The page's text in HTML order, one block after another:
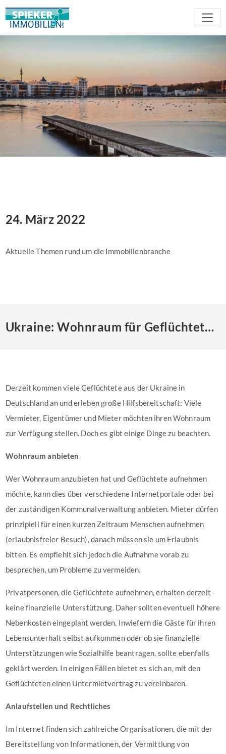
24. März 2022
Aktuelle Themen rund um die Immobilienbranche
Ukraine: Wohnraum für Geflüchtete anbieten
Derzeit kommen viele Geflüchtete aus der Ukraine in
Deutschland an und erleben große Hilfsbereitschaft: Viele
Vermieter, Eigentümer und Mieter möchten ihren Wohnraum
zur Verfügung stellen. Doch es gibt einige Dinge zu beachten.
Wohnraum anbieten
Wer Wohnraum anzubieten hat und Geflüchtete aufnehmen
möchte, kann dies über verschiedene Internetportale oder bei
der zuständigen Kommunalverwaltung anbieten. Mieter dürfen
prinzipiell für einen kurzen Zeitraum Menschen aufnehmen
(erlaubnisfreier Besuch), danach müssen sie um Erlaubnis
bitten. Es empfiehlt sich jedoch die Aufnahme vorab zu
besprechen, um Probleme zu vermeiden.
Privatpersonen, die Geflüchtete aufnehmen, erhalten derzeit
keine finanzielle Unterstützung. Daher sollten eventuell höhere
Nebenkosten eingeplant werden. Inwiefern die Gäste für ihren
Lebensunterhalt selbst aufkommen oder ob sie finanzielle
Unterstützungen wie Sozialhilfe beantragen, sollte ebenfalls
geklärt werden. In einigen Fällen bietet es sich an, mit den
Geflüchteten einen Untermietvertrag zu vereinbaren.
Anlaufstellen und Rechtliches
Im Internet finden sich zahlreiche Organisationen, die mit der
Bereitstellung von Informationen, der Vermittlung von